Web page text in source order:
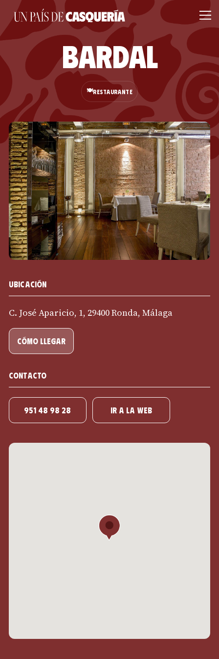
Bardal
🍽️RESTAURANTE
Ubicación
C. José Aparicio, 1, 29400 Ronda, Málaga
cómo llegar
Contacto
951 48 98 28 IR A LA WEB